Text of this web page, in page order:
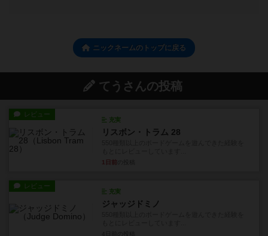
ニックネームのトップに戻る
てうさんの投稿
レビュー
充実
リスボン・トラム 28
1日前
レビュー
充実
ジャッジドミノ